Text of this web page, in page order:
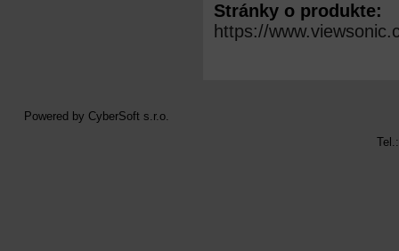
Stránky o produkte:
https://
Powered by CyberSoft s.r.o.